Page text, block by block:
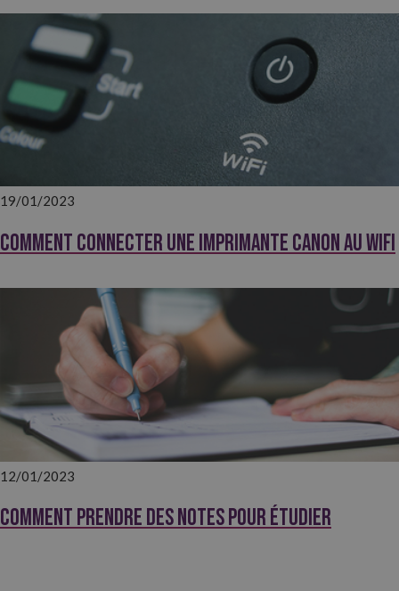
19/01/2023
Comment connecter une imprimante Canon au wifi
12/01/2023
Comment prendre des notes pour étudier